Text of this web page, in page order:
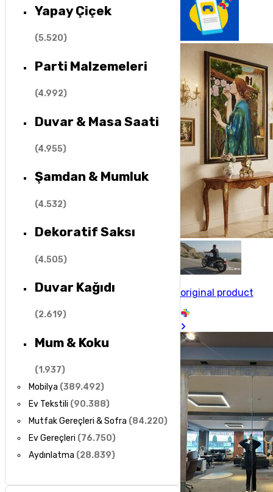
Yapay Çiçek
(5.520)
Parti Malzemeleri
(4.992)
Duvar & Masa Saati
(4.955)
Şamdan & Mumluk
(4.532)
Dekoratif Saksı
(4.505)
Duvar Kağıdı
(2.619)
Mum & Koku
(1.937)
Mobilya (389.492)
Ev Tekstili (90.388)
Mutfak Gereçleri & Sofra (84.220)
Ev Gereçleri (76.750)
Aydınlatma (28.839)
original product